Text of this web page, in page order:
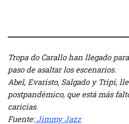
Tropa do Carallo han llegado
paso de asaltar los escenarios.
Abel, Evaristo, Salgado y Tripi,
postpandémico, que está más
caricias.
Fuente:Jimmy Jazz